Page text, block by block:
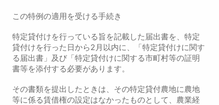
この特例の適用を受ける手続き
特定貸付けを行っている旨を記載した届出書を、特定
貸付けを行った日から2月以内に、「特定貸付けに関す
る届出書」及び「特定貸付けに関する市町村等の証明
書等を添付する必要があります。
その書類を提出したときは、その特定貸付農地に農地
等に係る賃借権の設定はなかったものとして、農業経